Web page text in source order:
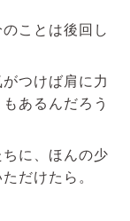
ことは後回し
つけば肩に力
あるんだろう
に、ほんの少
だけたら。